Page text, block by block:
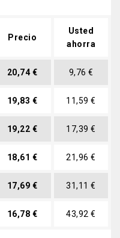
Precio
Usted
ahorra
20,74 € 9,76 €
19,83 € 11,59 €
19,22 € 17,39 €
18,61 € 21,96 €
17,69 € 31,11 €
16,78 € 43,92 €